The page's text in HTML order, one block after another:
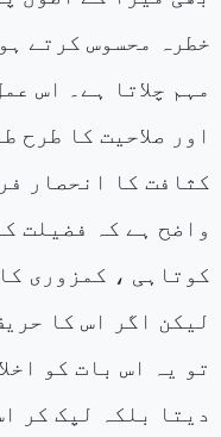
خطرہ محسوس کرتے
مہم چلاتا ہے۔ اس
اور صلاحیت کا طرح
کثافت کا انحصار
واضح ہے کہ فضیلت
کوتاہی ، کمزوری
لیکن اگر اس کا
تو یہ اس بات کو
دیتا بلکہ لپک کر